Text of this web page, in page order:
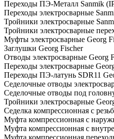
Переходы ПЭ-Металл Sanmik
Переходы электросварные
Тройники электросварные
Тройники электросварные
Муфты электросварные Georg
Заглушки Georg Fischer
Отводы электросварные Georg
Переходы электросварные
Переходы ПЭ-латунь SDR11
Седелочные отводы
Седелочные отводы под
Тройники электросварные
Седелка компрессионная с
Муфта компрессионная с
Муфта компрессионная с
Муфта компрессионная